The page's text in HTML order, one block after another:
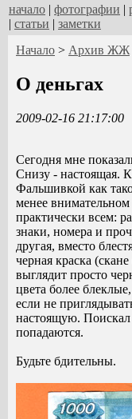
начало | фотографии |
| статьи | заметки
Начало > Архив ЖЖ
О деньгах
2009-02-16 21:17:00
Сегодня мне
Снизу - настоящая.
Фальшивкой как
менее внимательном
практически всем:
знаки, номера и
другая, вместо
черная краска
выглядит просто
цвета более
если не
настоящую. Поискал
попадаются.
Будьте бдительны.